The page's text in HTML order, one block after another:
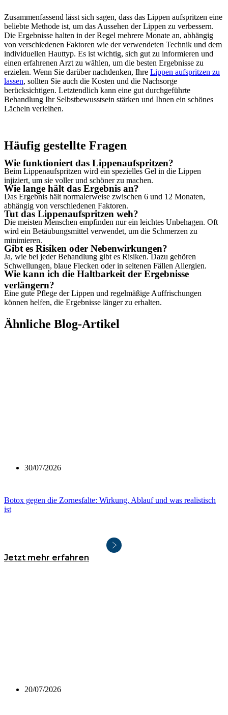
Zusammenfassend lässt sich sagen, dass das Lippen aufspritzen eine
beliebte Methode ist, um das Aussehen der Lippen zu verbessern.
Die Ergebnisse halten in der Regel mehrere Monate an, abhängig
von verschiedenen Faktoren wie der verwendeten Technik und dem
individuellen Hauttyp. Es ist wichtig, sich gut zu informieren und
einen erfahrenen Arzt zu wählen, um die besten Ergebnisse zu
erzielen. Wenn Sie darüber nachdenken, Ihre Lippen aufspritzen zu
lassen, sollten Sie auch die Kosten und die Nachsorge
berücksichtigen. Letztendlich kann eine gut durchgeführte
Behandlung Ihr Selbstbewusstsein stärken und Ihnen ein schönes
Lächeln verleihen.
Häufig gestellte Fragen
Wie funktioniert das Lippenaufspritzen?
Beim Lippenaufspritzen wird ein spezielles Gel in die Lippen
injiziert, um sie voller und schöner zu machen.
Wie lange hält das Ergebnis an?
Das Ergebnis hält normalerweise zwischen 6 und 12 Monaten,
abhängig von verschiedenen Faktoren.
Tut das Lippenaufspritzen weh?
Die meisten Menschen empfinden nur ein leichtes Unbehagen. Oft
wird ein Betäubungsmittel verwendet, um die Schmerzen zu
minimieren.
Gibt es Risiken oder Nebenwirkungen?
Ja, wie bei jeder Behandlung gibt es Risiken. Dazu gehören
Schwellungen, blaue Flecken oder in seltenen Fällen Allergien.
Wie kann ich die Haltbarkeit der Ergebnisse
verlängern?
Eine gute Pflege der Lippen und regelmäßige Auffrischungen
können helfen, die Ergebnisse länger zu erhalten.
Ähnliche Blog-Artikel
30/07/2026
Botox gegen die Zornesfalte: Wirkung, Ablauf und was realistisch
ist
Jetzt mehr erfahren
20/07/2026